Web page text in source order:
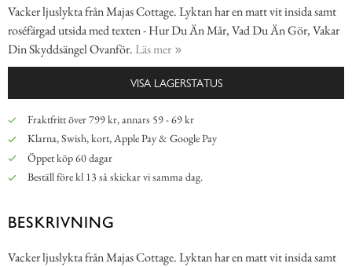
Vacker ljuslykta från Majas Cottage. Lyktan har en matt vit insida samt
roséfärgad utsida med texten - Hur Du Än Mår, Vad Du Än Gör, Vakar
Din Skyddsängel Ovanför. Läs mer
VISA LAGERSTATUS
Fraktfritt över 799 kr, annars 59 - 69 kr
Klarna, Swish, kort, Apple Pay & Google Pay
Öppet köp 60 dagar
Beställ före kl 13 så skickar vi samma dag.
BESKRIVNING
Vacker ljuslykta från Majas Cottage. Lyktan har en matt vit insida samt